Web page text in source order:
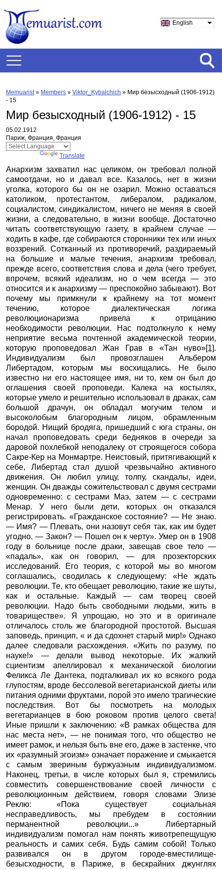
English
Memuarist» Members » Viktor_Kybalchich » Мир безысходный (1906-1912)
- 15
Мир безысходный (1906-1912) - 15
05.02.1912
Париж, Франция, Франция
Translate
Анархизм захватил нас целиком, он требовал полной
самоотдачи, но и давал все. Казалось, нет в жизни
уголка, которого бы он не озарил. Можно оставаться
католиком, протестантом, либералом, радикалом,
социалистом, синдикалистом, ничего не меняя в своей
жизни, а следовательно, в жизни вообще. Достаточно
читать соответствующую газету, в крайнем случае —
ходить в кафе, где собираются сторонники тех или иных
воззрений. Сотканный из противоречий, раздираемый
на большие и малые течения, анархизм требовал,
прежде всего, соответствия слова и дела (чего требует,
впрочем, всякий идеализм, но о чем всегда — это
относится и к анархизму — преспокойно забывают). Вот
почему мы примкнули к крайнему на тот момент
течению, которое диалектическая логика
революционаризма привела к отрицанию
необходимости революции. Нас подтолкнуло к нему
неприятие весьма почтенной академической теории,
которую проповедовал Жан Грав в «Тан нуво»[1].
Индивидуализм был провозглашен Альбером
Либертадом, которым мы восхищались. Не было
известно ни его настоящее имя, ни то, кем он был до
оглашения своей проповеди. Калека на костылях,
которые умело и решительно использовал в драках, сам
большой драчун, он обладал могучим телом и
высоколобым благородным лицом, обрамленным
бородой. Нищий бродяга, пришедший с юга страны, он
начал проповедовать среди бедняков в очереди за
даровой похлебкой неподалеку от строящегося собора
Сакре-Кер на Монмартре. Неистовый, притягивающий к
себе, Либертад стал душой чрезвычайно активного
движения. Он любил улицу, толпу, скандалы, идеи,
женщин. Он дважды сожительствовал с двумя сестрами
одновременно: с сестрами Маэ, затем — с сестрами
Менар. У него были дети, которых он отказался
регистрировать. «Гражданское состояние? — Не знаю.
— Имя? — Плевать, они назовут себя так, как им будет
угодно. — Закон? — Пошел он к черту». Умер он в 1908
году в больнице после драки, завещав свое тело —
«падаль», как он говорил, — для прозекторских
исследований. Его теория, с которой мы во многом
соглашались, сводилась к следующему: «Не ждать
революции. Те, кто обещает революцию, такие же шуты,
как и остальные. Каждый — сам творец своей
революции. Надо быть свободными людьми, жить в
товариществе». Я упрощаю, но это и в оригинале
отличалось столь же благородной простотой. Высшая
заповедь, принцип, « и да сдохнет старый мир!» Однако
далее следовали расхождения. «Жить по разуму, по
науке!» — делали вывод некоторые. Их жалкий
сциентизм апеллировал к механической биологии
Феликса Ле Дантека, подталкивал их ко всякого рода
глупостям, вроде бессолевой вегетарианской диеты или
питания одними фруктами, порой это имело трагические
последствия. Вот бы посмотреть на молодых
вегетарианцев в бою роковом против целого света!
Иные пришли к заключению: «В рамках общества для
нас места нет», — не понимая того, что общество не
имеет рамок, и нельзя быть вне его, даже в застенке, что
их «разумный эгоизм» означает поражение и смыкается
с самым звериным буржуазным индивидуализмом.
Наконец, третьи, в числе которых был я, стремились
совместить совершенствование своей личности с
революционным действием, говоря словами Элизе
Реклю: «Пока существует социальная
несправедливость, мы пребудем в состоянии
перманентной революции...» Либертарный
индивидуализм помогал нам понять животрепещущую
реальность и самих себя. Будь самим собой! Только
развивался он в другом городе-вместилище-
безысходности, в Париже, в бескрайних джунглях